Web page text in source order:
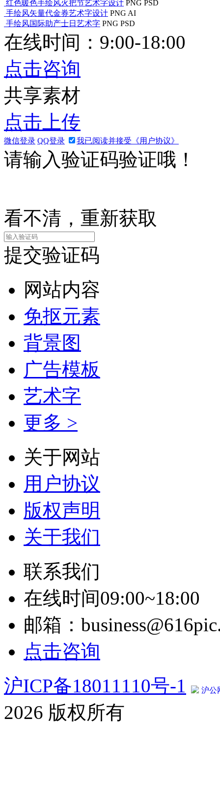
红色暖色手绘风火把节艺术字设计 PNG PSD
手绘风矢量代金券艺术字设计 PNG AI
手绘风国际助产士日艺术字 PNG PSD
在线时间：9:00-18:00
点击咨询
共享素材
点击上传
微信登录 QQ登录 我已阅读并接受《用户协议》
请输入验证码验证哦！
看不清，重新获取
提交验证码
网站内容
免抠元素
背景图
广告模板
艺术字
更多 >
关于网站
用户协议
版权声明
关于我们
联系我们
在线时间09:00~18:00
邮箱：
点击咨询
沪ICP备18011110号-1
沪公
2026 版权所有